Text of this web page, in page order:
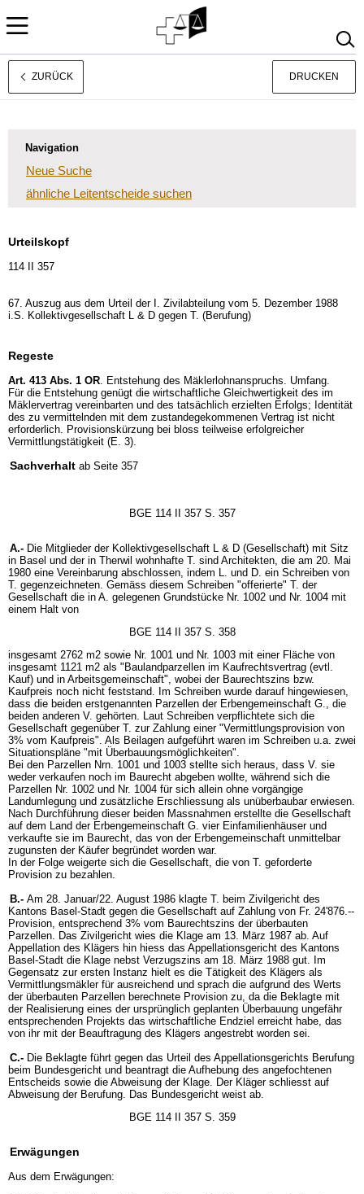
Rechtsprechung
ZURÜCK DRUCKEN
Navigation
Neue Suche
ähnliche Leitentscheide suchen
Urteilskopf
114 II 357
67. Auszug aus dem Urteil der I. Zivilabteilung vom 5. Dezember 1988
i.S. Kollektivgesellschaft L & D gegen T. (Berufung)
Regeste
Art. 413 Abs. 1 OR. Entstehung des Mäklerlohnanspruchs. Umfang.
Für die Entstehung genügt die wirtschaftliche Gleichwertigkeit des im
Mäklervertrag vereinbarten und des tatsächlich erzielten Erfolgs; Identität
des zu vermittelnden mit dem zustandegekommenen Vertrag ist nicht
erforderlich. Provisionskürzung bei bloss teilweise erfolgreicher
Vermittlungstätigkeit (E. 3).
Sachverhalt ab Seite 357
BGE 114 II 357 S. 357
A.- Die Mitglieder der Kollektivgesellschaft L & D (Gesellschaft) mit Sitz
in Basel und der in Therwil wohnhafte T. sind Architekten, die am 20. Mai
1980 eine Vereinbarung abschlossen, indem L. und D. ein Schreiben von
T. gegenzeichneten. Gemäss diesem Schreiben "offerierte" T. der
Gesellschaft die in A. gelegenen Grundstücke Nr. 1002 und Nr. 1004 mit
einem Halt von
BGE 114 II 357 S. 358
insgesamt 2762 m2 sowie Nr. 1001 und Nr. 1003 mit einer Fläche von
insgesamt 1121 m2 als "Baulandparzellen im Kaufrechtsvertrag (evtl.
Kauf) und in Arbeitsgemeinschaft", wobei der Baurechtszins bzw.
Kaufpreis noch nicht feststand. Im Schreiben wurde darauf hingewiesen,
dass die beiden erstgenannten Parzellen der Erbengemeinschaft G., die
beiden anderen V. gehörten. Laut Schreiben verpflichtete sich die
Gesellschaft gegenüber T. zur Zahlung einer "Vermittlungsprovision von
3% vom Kaufpreis". Als Beilagen aufgeführt waren im Schreiben u.a. zwei
Situationspläne "mit Überbauungsmöglichkeiten".
Bei den Parzellen Nrn. 1001 und 1003 stellte sich heraus, dass V. sie
weder verkaufen noch im Baurecht abgeben wollte, während sich die
Parzellen Nr. 1002 und Nr. 1004 für sich allein ohne vorgängige
Landumlegung und zusätzliche Erschliessung als unüberbaubar erwiesen.
Nach Durchführung dieser beiden Massnahmen erstellte die Gesellschaft
auf dem Land der Erbengemeinschaft G. vier Einfamilienhäuser und
verkaufte sie im Baurecht, das von der Erbengemeinschaft unmittelbar
zugunsten der Käufer begründet worden war.
In der Folge weigerte sich die Gesellschaft, die von T. geforderte
Provision zu bezahlen.
B.- Am 28. Januar/22. August 1986 klagte T. beim Zivilgericht des
Kantons Basel-Stadt gegen die Gesellschaft auf Zahlung von Fr. 24'876.--
Provision, entsprechend 3% vom Baurechtszins der überbauten
Parzellen. Das Zivilgericht wies die Klage am 13. März 1987 ab. Auf
Appellation des Klägers hin hiess das Appellationsgericht des Kantons
Basel-Stadt die Klage nebst Verzugszins am 18. März 1988 gut. Im
Gegensatz zur ersten Instanz hielt es die Tätigkeit des Klägers als
Vermittlungsmäkler für ausreichend und sprach die aufgrund des Werts
der überbauten Parzellen berechnete Provision zu, da die Beklagte mit
der Realisierung eines der ursprünglich geplanten Überbauung ungefähr
entsprechenden Projekts das wirtschaftliche Endziel erreicht habe, das
von ihr mit der Beauftragung des Klägers angestrebt worden sei.
C.- Die Beklagte führt gegen das Urteil des Appellationsgerichts Berufung
beim Bundesgericht und beantragt die Aufhebung des angefochtenen
Entscheids sowie die Abweisung der Klage. Der Kläger schliesst auf
Abweisung der Berufung. Das Bundesgericht weist ab.
BGE 114 II 357 S. 359
Erwägungen
Aus dem Erwägungen: